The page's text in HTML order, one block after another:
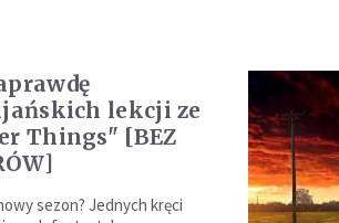
lekcji ze
Things" [BEZ
sezon? Jednych kręci